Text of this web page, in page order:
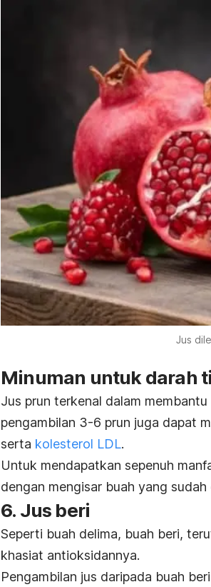
Jus
Minuman untuk darah
Jus prun terkenal dalam
pengambilan 3-6 prun juga dapat
serta kolesterol LDL.
Untuk mendapatkan sepenuh
dengan mengisar buah yang sudah
6. Jus beri
Seperti buah delima, buah beri,
khasiat antioksidannya.
Pengambilan jus daripada buah